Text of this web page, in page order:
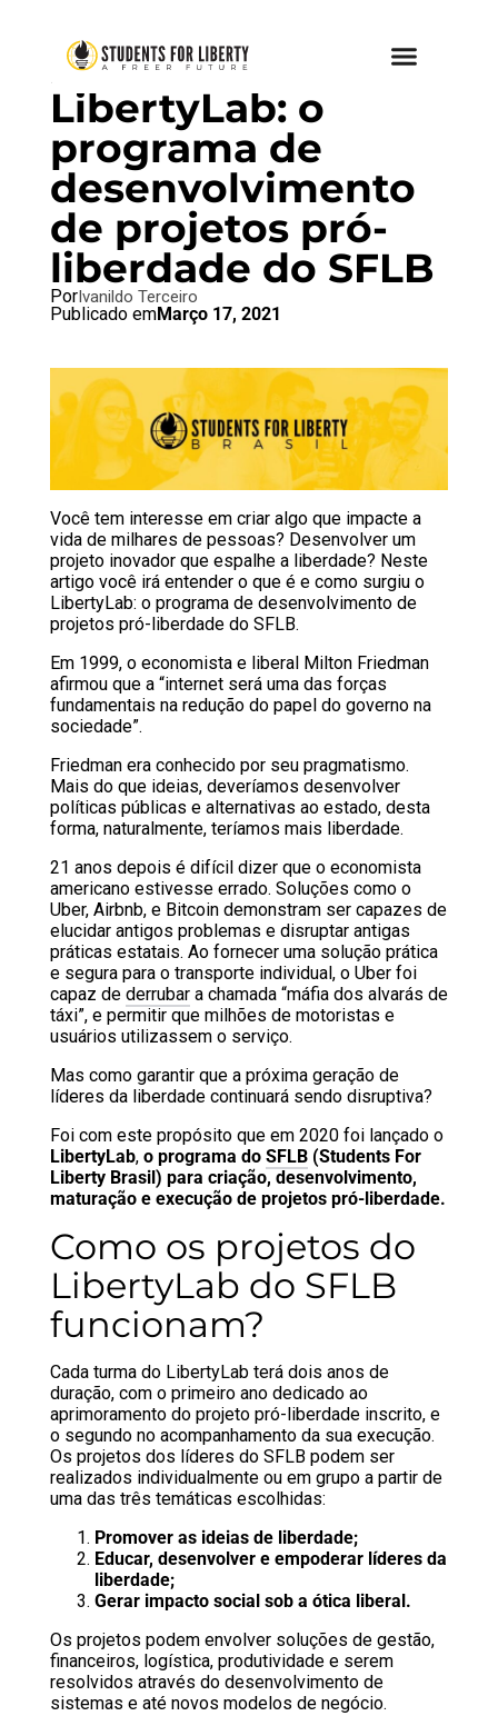
BRAZIL BLOG
LibertyLab: o
programa de
desenvolvimento
de projetos pró-
liberdade do SFLB
PorIvanildo Terceiro
Publicado emMarço 17, 2021
Você tem interesse em criar algo que impacte a
vida de milhares de pessoas? Desenvolver um
projeto inovador que espalhe a liberdade? Neste
artigo você irá entender o que é e como surgiu o
LibertyLab: o programa de desenvolvimento de
projetos pró-liberdade do SFLB.
Em 1999, o economista e liberal Milton Friedman
afirmou que a “internet será uma das forças
fundamentais na redução do papel do governo na
sociedade”.
Friedman era conhecido por seu pragmatismo.
Mais do que ideias, deveríamos desenvolver
políticas públicas e alternativas ao estado, desta
forma, naturalmente, teríamos mais liberdade.
21 anos depois é difícil dizer que o economista
americano estivesse errado. Soluções como o
Uber, Airbnb, e Bitcoin demonstram ser capazes de
elucidar antigos problemas e disruptar antigas
práticas estatais. Ao fornecer uma solução prática
e segura para o transporte individual, o Uber foi
capaz de derrubara chamada “máfia dos alvarás de
táxi”, e permitir que milhões de motoristas e
usuários utilizassem o serviço.
Mas como garantir que a próxima geração de
líderes da liberdade continuará sendo disruptiva?
Foi com este propósito que em 2020 foi lançado o
LibertyLab, o programa do SFLB(Students For
Liberty Brasil) para criação, desenvolvimento,
maturação e execução de projetos pró-liberdade.
Como os projetos do
LibertyLab do SFLB
funcionam?
Cada turma do LibertyLab terá dois anos de
duração, com o primeiro ano dedicado ao
aprimoramento do projeto pró-liberdade inscrito, e
o segundo no acompanhamento da sua execução.
Os projetos dos líderes do SFLB podem ser
realizados individualmente ou em grupo a partir de
uma das três temáticas escolhidas:
Promover as ideias de liberdade;
Educar, desenvolver e empoderar líderes da
liberdade;
Gerar impacto social sob a ótica liberal.
Os projetos podem envolver soluções de gestão,
financeiros, logística, produtividade e serem
resolvidos através do desenvolvimento de
sistemas e até novos modelos de negócio.